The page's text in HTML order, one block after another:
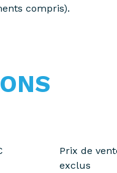
compris).
Prix de
exclus